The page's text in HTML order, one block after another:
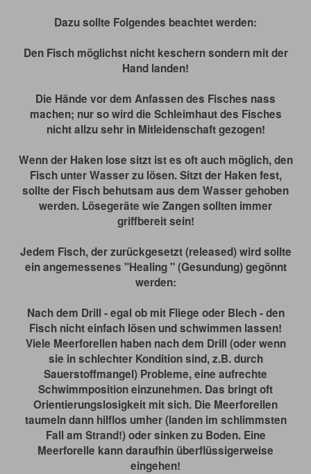
Dazu sollte Folgendes beachtet werden:
Den Fisch möglichst nicht keschern sondern mit der
Hand landen!
Die Hände vor dem Anfassen des Fisches nass
machen; nur so wird die Schleimhaut des Fisches
nicht allzu sehr in Mitleidenschaft gezogen!
Wenn der Haken lose sitzt ist es oft auch möglich, den
Fisch unter Wasser zu lösen. Sitzt der Haken fest,
sollte der Fisch behutsam aus dem Wasser gehoben
werden. Lösegeräte wie Zangen sollten immer
griffbereit sein!
Jedem Fisch, der zurückgesetzt (released) wird sollte
ein angemessenes "Healing " (Gesundung) gegönnt
werden:
Nach dem Drill - egal ob mit Fliege oder Blech - den
Fisch nicht einfach lösen und schwimmen lassen!
Viele Meerforellen haben nach dem Drill (oder wenn
sie in schlechter Kondition sind, z.B. durch
Sauerstoffmangel) Probleme, eine aufrechte
Schwimmposition einzunehmen. Das bringt oft
Orientierungslosigkeit mit sich. Die Meerforellen
taumeln dann hilflos umher (landen im schlimmsten
Fall am Strand!) oder sinken zu Boden. Eine
Meerforelle kann daraufhin überflüssigerweise
eingehen!